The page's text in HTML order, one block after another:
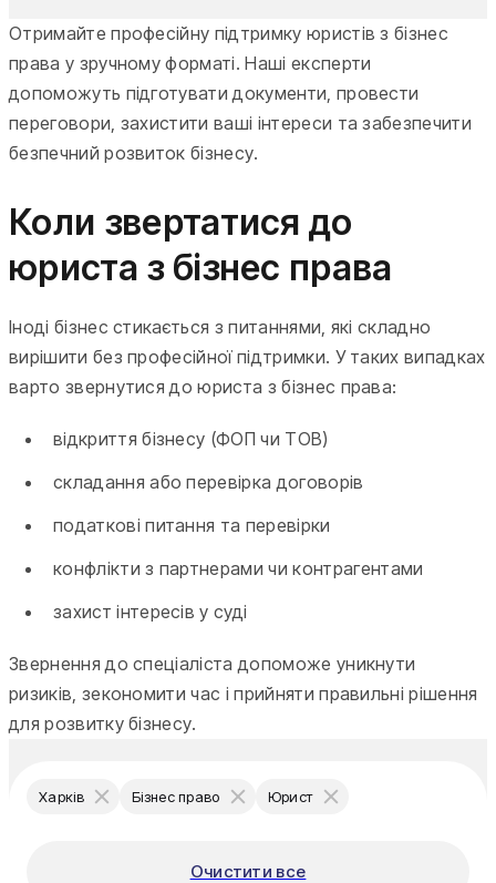
Отримайте професійну підтримку юристів з бізнес
права у зручному форматі. Наші експерти
допоможуть підготувати документи, провести
переговори, захистити ваші інтереси та забезпечити
безпечний розвиток бізнесу.
Коли звертатися до
юриста з бізнес права
Іноді бізнес стикається з питаннями, які складно
вирішити без професійної підтримки. У таких випадках
варто звернутися до юриста з бізнес права:
відкриття бізнесу (ФОП чи ТОВ)
складання або перевірка договорів
податкові питання та перевірки
конфлікти з партнерами чи контрагентами
захист інтересів у суді
Звернення до спеціаліста допоможе уникнути
ризиків, зекономити час і прийняти правильні рішення
для розвитку бізнесу.
Харків Бізнес право Юрист
Очистити все